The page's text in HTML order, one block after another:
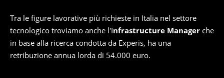
Tra le figure lavorative più richieste in Italia nel settore
tecnologico troviamo anche l'Infrastructure Manager che
in base alla ricerca condotta da Experis, ha una
retribuzione annua lorda di 54.000 euro.